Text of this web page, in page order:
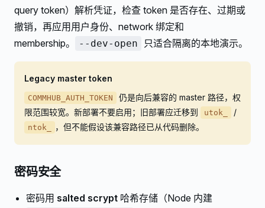
query token）解析凭证，检查 token 是否存在、过期或
撤销，再应用用户身份、network 绑定和
membership。
--dev-open 只适合隔离的本地演示。
Legacy master token
COMMHUB_AUTH_TOKEN
仍是向后兼容的 master 路径，权
限范围较宽。新部署不要启用；旧部署应迁移到
utok_ /
ntok_ ，但不能假设该兼容路径已从代码删除。
密码安全
密码用 salted scrypt 哈希存储（Node 内建